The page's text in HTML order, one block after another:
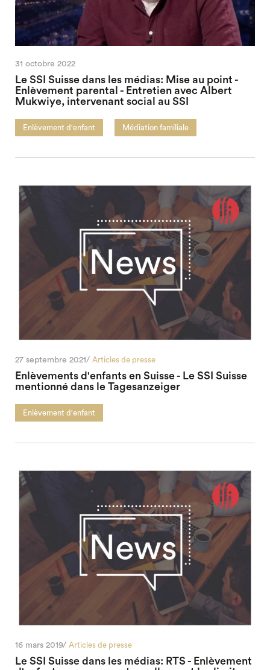
31 octobre 2022
Le SSI Suisse dans les médias: Mise au point -
Enlèvement parental - Entretien avec Albert
Mukwiye, intervenant social au SSI
Enlèvement d'enfant Médiation familiale
27 septembre 2021/ Articles de presse
Enlèvements d'enfants en Suisse - Le SSI Suisse
mentionné dans le Tagesanzeiger
Enlèvement d'enfant
16 mars 2019/ Articles de presse
Le SSI Suisse dans les médias: RTS - Enlèvement